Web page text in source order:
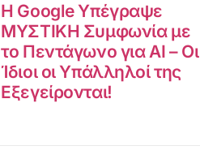
Η Google Υπέγραψε
ΜΥΣΤΙΚΗ Συμφωνία με
το Πεντάγωνο για AI – Οι
Ίδιοι οι Υπάλληλοί της
Εξεγείρονται!